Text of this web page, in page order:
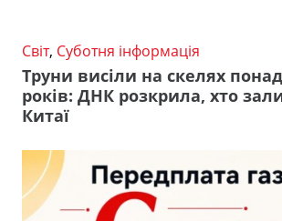
Світ, Суботня інформація
Труни висіли на скелях
років: ДНК розкрила, хто
Китаї